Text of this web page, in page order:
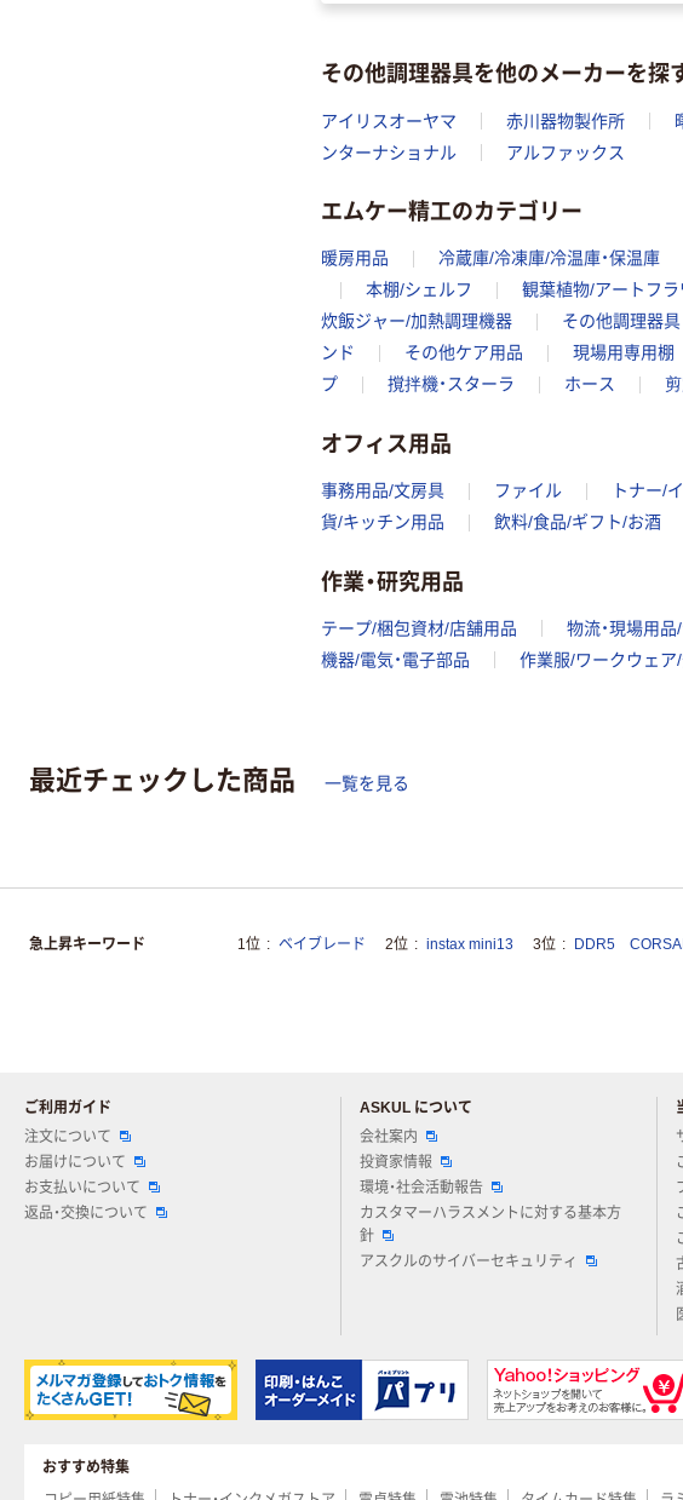
その他調理器具を他のメーカーを探
アイリスオーヤマ 赤川器物製作所
ンターナショナル
アルファックス
エムケー精工のカテゴリー
暖房用品 冷蔵庫/冷凍庫/冷温庫・保温庫
本棚/シェルフ
観葉植物/アートフラ
炊飯ジャー/加熱調理機器
その他調理器具
ンド
その他ケア用品 現場用専用棚
プ
撹拌機・スターラ ホース
オフィス用品
事務用品/文房具 ファイル トナー/
貨/キッチン用品
飲料/食品/ギフト/お酒
作業・研究用品
テープ/梱包資材/店舗用品 物流・現場用品
機器/電気・電子部品
作業服/ワークウェア
最近チェックした商品 一覧を見る
急上昇キーワード 1位 ベイブレード 2位 instax mini13 3位 DDR5
ご利用ガイド
注文について
お届けについて
お支払いについて
返品・交換について
ASKUL について
会社案内
投資家情報
環境・社会活動報告
カスタマーハラスメントに対する基本方
針
アスクルのサイバーセキュリティ
おすすめ特集